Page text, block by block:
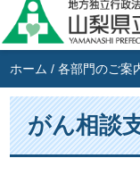
ホーム /各部門のご案
がん相談